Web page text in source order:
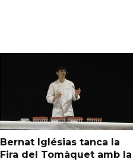
Bernat Iglésias tanca la
Fira del Tomàquet amb la